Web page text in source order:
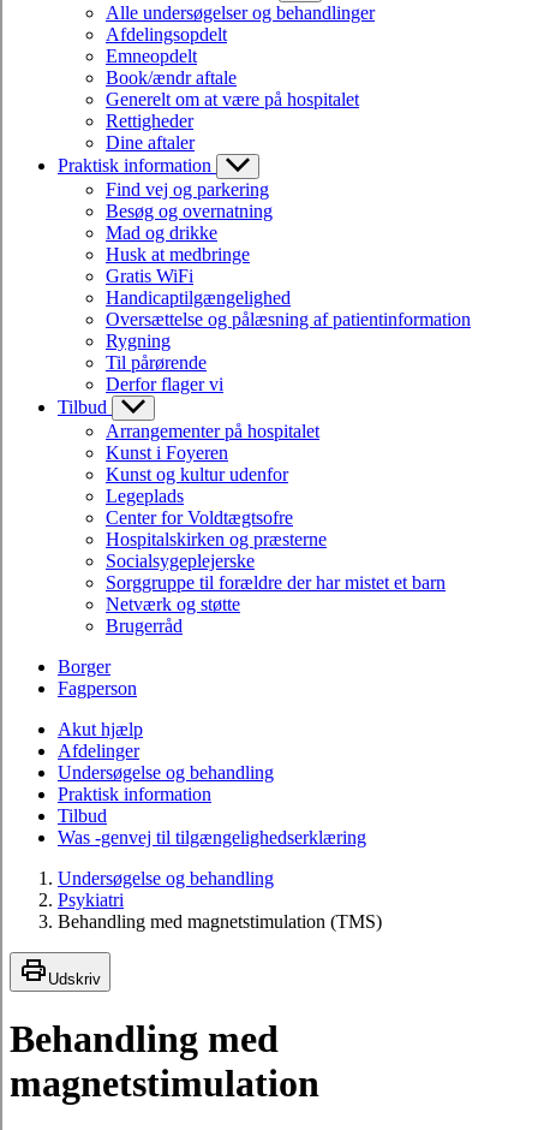
Alle undersøgelser og behandlinger
Afdelingsopdelt
Emneopdelt
Book/ændr aftale
Generelt om at være på hospitalet
Rettigheder
Dine aftaler
Praktisk information
Find vej og parkering
Besøg og overnatning
Mad og drikke
Husk at medbringe
Gratis WiFi
Handicaptilgængelighed
Oversættelse og pålæsning af patientinformation
Rygning
Til pårørende
Derfor flager vi
Tilbud
Arrangementer på hospitalet
Kunst i Foyeren
Kunst og kultur udenfor
Legeplads
Center for Voldtægtsofre
Hospitalskirken og præsterne
Socialsygeplejerske
Sorggruppe til forældre der har mistet et barn
Netværk og støtte
Brugerråd
Borger
Fagperson
Akut hjælp
Afdelinger
Undersøgelse og behandling
Praktisk information
Tilbud
Was -genvej til tilgængelighedserklæring
Undersøgelse og behandling
Psykiatri
Behandling med magnetstimulation (TMS)
Udskriv
Behandling med
magnetstimulation